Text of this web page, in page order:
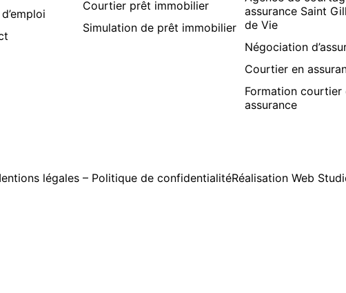
Courtier prêt immobilier
Simulation de prêt immobilier
assurance Saint
de Vie
Négociation
Courtier en
Formation courtier
assurance
légales – Politique de confidentialitéRéalisation Web